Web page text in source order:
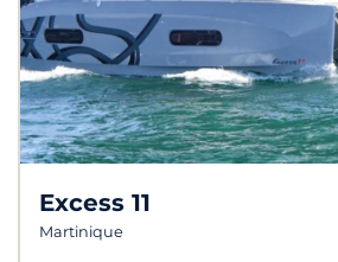
Excess 11
Martinique